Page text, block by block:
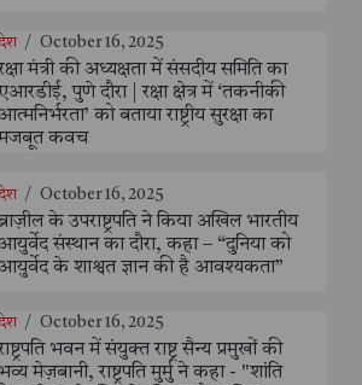
/ October 16, 2025
मंत्री की अध्यक्षता में संसदीय समिति का
पुणे दौरा | रक्षा क्षेत्र में ‘तकनीकी
को बताया राष्ट्रीय सुरक्षा का
कवच
/ October 16, 2025
के उपराष्ट्रपति ने किया अखिल भारतीय
संस्थान का दौरा, कहा – “दुनिया को
के शाश्वत ज्ञान की है आवश्यकता”
/ October 16, 2025
भवन में संयुक्त राष्ट्र सैन्य प्रमुखों की
भव्य मेज़बानी, राष्ट्रपति मुर्मु ने कहा - "शांति